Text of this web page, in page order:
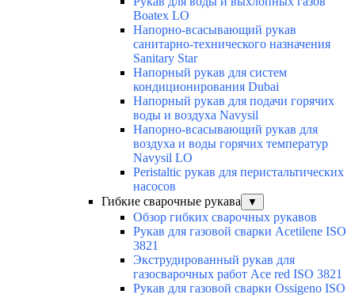
Boatex LO
Напорно-всасывающий рукав
санитарно-технического назначения
Sanitary Star
Напорный рукав для систем
кондиционирования Dubai
Напорный рукав для подачи горячих
воды и воздуха Navysil
Напорно-всасывающий рукав для
воздуха и воды горячих температур
Navysil LO
Peristaltic рукав для перистальтических
насосов
Гибкие сварочные рукава
▼
Обзор гибких сварочных рукавов
Рукав для газовой сварки Acetilene ISO
3821
Экструдированный рукав для
газосварочных работ Ace red ISO 3821
Рукав для газовой сварки Ossigeno ISO